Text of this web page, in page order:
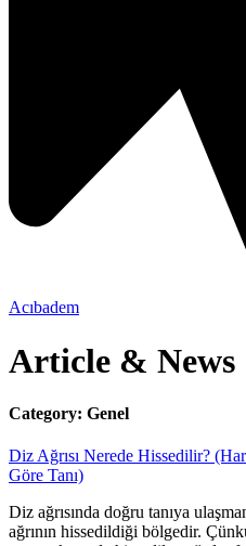
Acıbadem
Article & News
Category: Genel
Diz Ağrısı Nerede Hissedilir?
Göre Tanı)
Diz ağrısında doğru tanıya
ağrının hissedildiği bölgedir.